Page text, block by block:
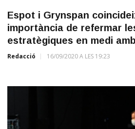
Espot i Grynspan
importància de refermar
estratègiques en medi
Redacció 16/09/2020 A LES 19:23